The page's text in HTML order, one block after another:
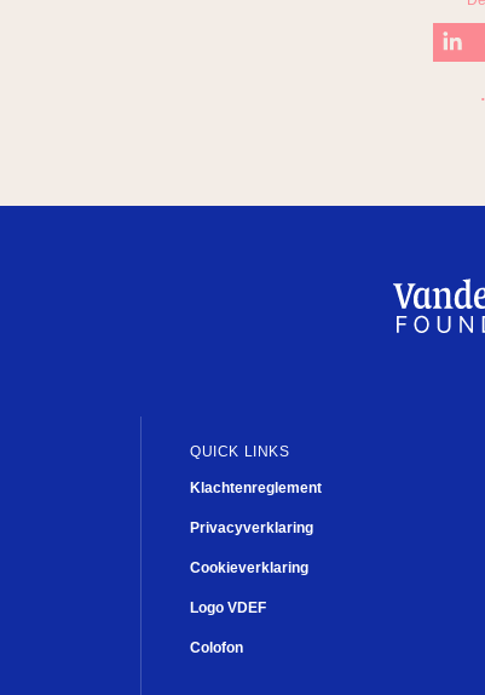
QUICK LINKS
Klachtenreglement
Privacyverklaring
Cookieverklaring
Logo VDEF
Colofon